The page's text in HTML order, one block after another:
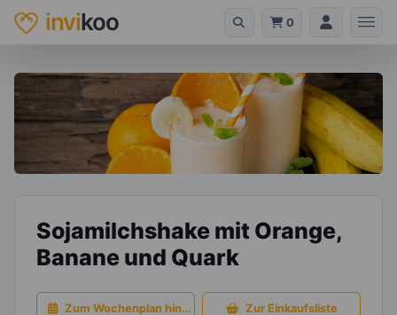
invikoo 0
Sojamilchshake mit Orange,
Banane und Quark
Zum Wochenplan hinzufügen Zur Einkaufsliste